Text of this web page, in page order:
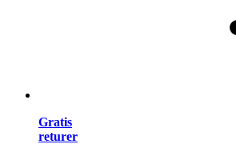
Gratis
returer